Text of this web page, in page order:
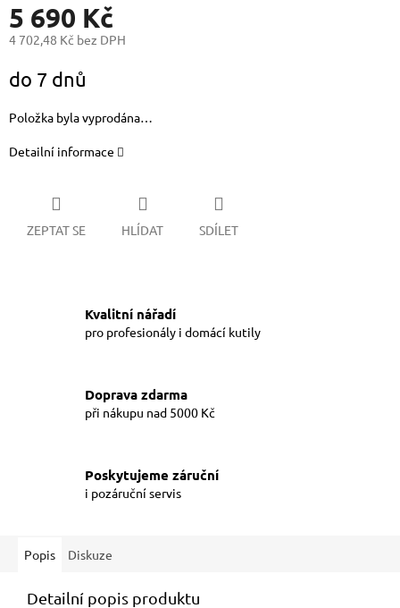
5 690 Kč
4 702,48 Kč bez DPH
cena:
do 7 dnů
Položka byla vyprodána…
Detailní informace
ZEPTAT SE HLÍDAT SDÍLET
Kvalitní nářadí
pro profesionály i domácí kutily
Doprava zdarma
při nákupu nad 5000 Kč
Poskytujeme záruční
i pozáruční servis
Popis Diskuze
Detailní popis produktu